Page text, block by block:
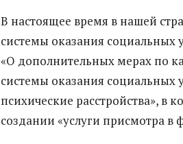
В настоящее время в нашей
системы оказания социальных
«О дополнительных мерах по
системы оказания
психические расстройства», в
создании «услуги присмотра